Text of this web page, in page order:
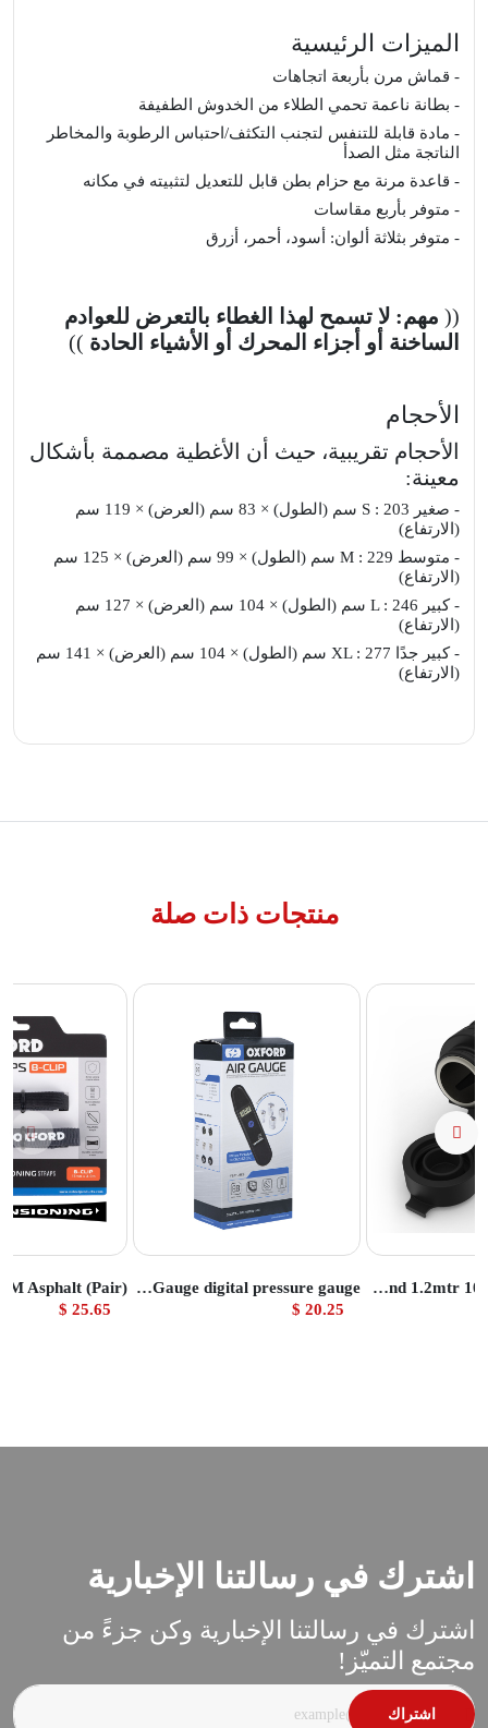
الميزات الرئيسية
- قماش مرن بأربعة اتجاهات
- بطانة ناعمة تحمي الطلاء من الخدوش الطفيفة
- مادة قابلة للتنفس لتجنب التكثف/احتباس الرطوبة والمخاطر
الناتجة مثل الصدأ
- قاعدة مرنة مع حزام بطن قابل للتعديل لتثبيته في مكانه
- متوفر بأربع مقاسات
- متوفر بثلاثة ألوان: أسود، أحمر، أزرق
(( مهم: لا تسمح لهذا الغطاء بالتعرض للعوادم
الساخنة أو أجزاء المحرك أو الأشياء الحادة ))
الأحجام
الأحجام تقريبية، حيث أن الأغطية مصممة بأشكال
معينة:
- صغير S : 203 سم (الطول) × 83 سم (العرض) × 119 سم
(الارتفاع)
- متوسط M : 229 سم (الطول) × 99 سم (العرض) × 125 سم
(الارتفاع)
- كبير L : 246 سم (الطول) × 104 سم (العرض) × 127 سم
(الارتفاع)
- كبير جدًا XL : 277 سم (الطول) × 104 سم (العرض) × 141 سم
(الارتفاع)
منتجات ذات صلة
12V STD Accessory Plug Socket and 1.2mtr 10amp fused loom عرض المنتج
AirGauge digital pressure gauge
20.25 $
عرض المنتج
25.65 $
اشترك في رسالتنا الإخبارية
اشترك في رسالتنا الإخبارية وكن جزءً من
مجتمع التميّز!
اشتراك